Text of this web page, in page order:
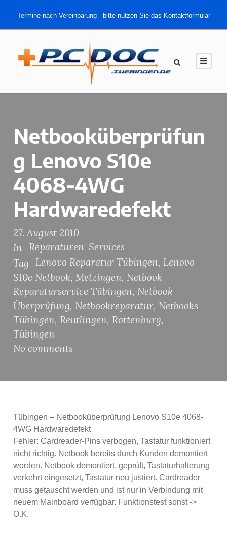
Termine nach Vereinbarung - bitte nutzen Sie das Kontaktformular
Netbooküberprüfun
g Lenovo S10e
4068-4WG
Hardwaredefekt
27. August 2010
In
Reparaturen-Services
Tag
Lenovo Reparatur Tübingen, Lenovo
S10e Netbook, Metzingen, Netbook
Reparaturservice Tübingen, Netbook
Überprüfung, Netbookreparatur, Netbooks
Tübingen, Reutlingen, Rottenburg,
Tübingen
No comments
Tübingen – Netbooküberprüfung Lenovo S10e 4068-
4WG Hardwaredefekt
Fehler: Cardreader-Pins verbogen, Tastatur funktioniert
nicht richtig. Netbook bereits durch Kunden demontiert
worden. Netbook demontiert, geprüft, Tastaturhalterung
verkehrt eingesetzt, Tastatur neu justiert. Cardreader
muss getauscht werden und ist nur in Verbindung mit
neuem Mainboard verfügbar. Funktionstest sonst ->
O.K.